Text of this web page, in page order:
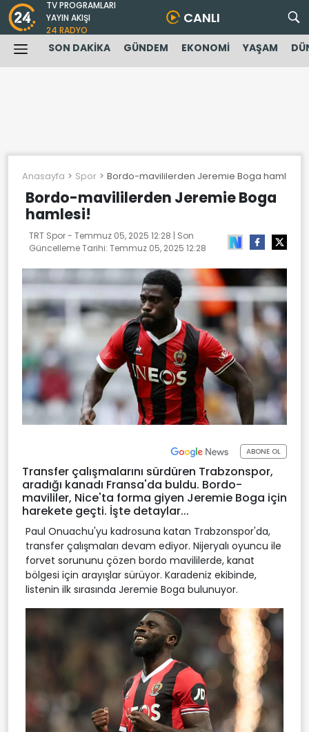
TV PROGRAMLARI
YAYIN AKIŞI
24 RADYO
CANLI
SON DAKİKA GÜNDEM EKONOMİ YAŞAM
Anasayfa Spor Bordo-mavililerden Jeremie Boga hamlesi!
Bordo-mavililerden Jeremie Boga
hamlesi!
TRT Spor - Temmuz 05, 2025 12:28 | Son
Güncelleme Tarihi: Temmuz 05, 2025 12:28
ABONE OL
Transfer çalışmalarını sürdüren Trabzonspor,
aradığı kanadı Fransa'da buldu. Bordo-
mavililer, Nice'ta forma giyen Jeremie Boga için
harekete geçti. İşte detaylar...
Paul Onuachu'yu kadrosuna katan Trabzonspor'da,
transfer çalışmaları devam ediyor. Nijeryalı oyuncu ile
forvet sorununu çözen bordo mavililerde, kanat
bölgesi için arayışlar sürüyor. Karadeniz ekibinde,
listenin ilk sırasında Jeremie Boga bulunuyor.